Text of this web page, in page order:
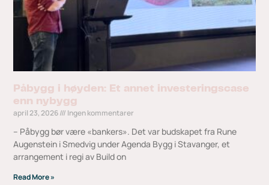
Påbygg i høyden: Et annet investeringscase
enn nybygg
april 23, 2026 Ingen kommentarer
– Påbygg bør være «bankers». Det var budskapet fra Rune
Augenstein i Smedvig under Agenda Bygg i Stavanger, et
arrangement i regi av Build on
Read More »